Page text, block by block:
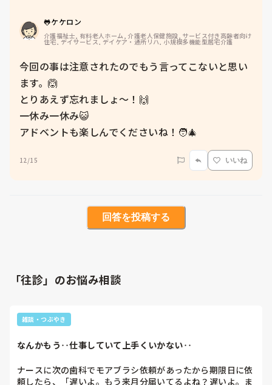
🐸ケケロン
介護福祉士, 有料老人ホーム, 介護老人保健施設, サービス付き高齢者向け
住宅, デイサービス, デイケア・通所リハ, 小規模多機能型居宅介護
今回の事は注意されたのでもう言ってこないと思い
ます。🙆
とりあえず忘れましょ～！🙌
一休み一休み😺
アドベントも楽しんでくださいね！🧑‍🎄
12/15 いいね
回答を投稿する
「往診」のお悩み相談
雑談・つぶやき
なんかもう‥仕事していて上手くいかない‥
ナースに次の歯科でモアブラシ依頼があったから期限日に依
頼したら、「遅いよ。もう来月分届いてるよね？遅いよ。ま